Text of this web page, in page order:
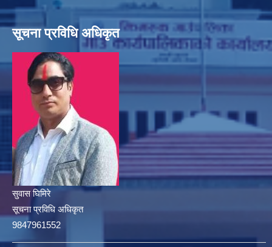
सूचना प्रविधि अधिकृत
सुवास घिमिरे
सूचना प्रविधि अधिकृत
9847961552